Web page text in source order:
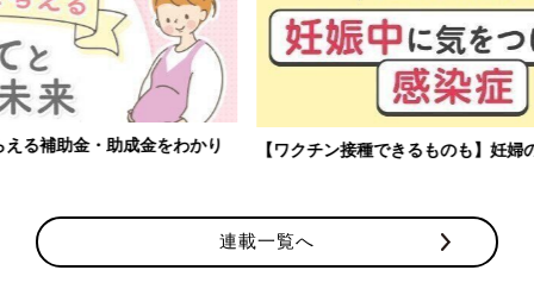
【ワクチン接種できるものも】妊婦の感染症対策、知っておいて！
連載一覧へ